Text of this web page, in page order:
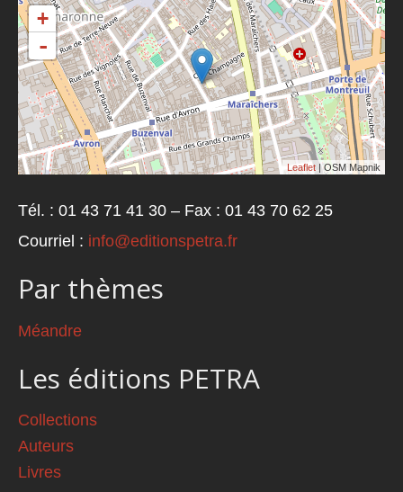
+
-
Leaflet | OSM Mapnik
Tél. : 01 43 71 41 30 – Fax : 01 43 70 62 25
Courriel : info@editionspetra.fr
Par thèmes
Méandre
Les éditions PETRA
Collections
Auteurs
Livres